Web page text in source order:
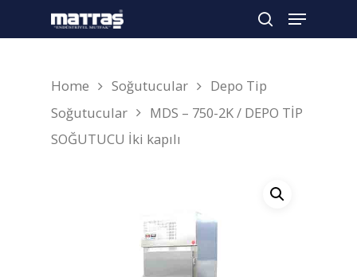
Arama yapmak için enter'a basın
Home Soğutucular
Depo Tip
Soğutucular
MDS – 750-2K / DEPO TİP
SOĞUTUCU İki kapılı